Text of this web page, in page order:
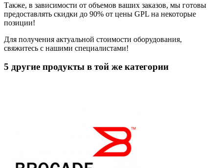
Также, в зависимости от объемов ваших заказов, мы готовы
предоставлять скидки до 90% от цены GPL на некоторые
позиции!
Для получения актуальной стоимости оборудования,
свяжитесь с нашими специалистами!
5 другие продукты в той же категории